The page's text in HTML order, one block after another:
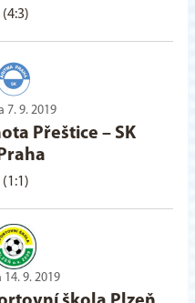
(4:3)
7. 9. 2019
Přeštice – SK
(1:1)
9. 2019